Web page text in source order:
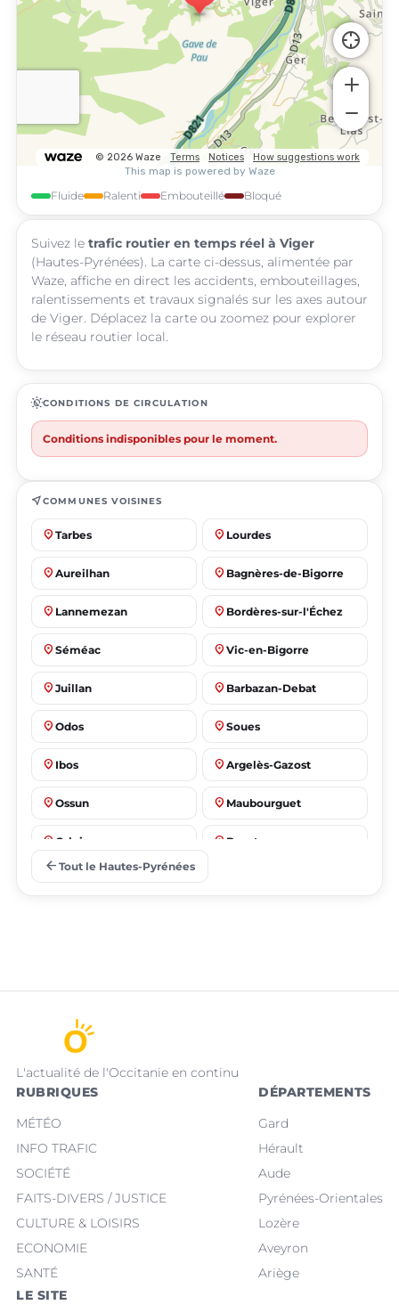
Fluide Ralenti Embouteillé Bloqué
Suivez le trafic routier en temps réel à Viger
(Hautes-Pyrénées). La carte ci-dessus, alimentée par
Waze, affiche en direct les accidents, embouteillages,
ralentissements et travaux signalés sur les axes autour
de Viger. Déplacez la carte ou zoomez pour explorer
le réseau routier local.
routineCONDITIONS DE CIRCULATION
Conditions indisponibles pour le moment.
near_meCOMMUNES VOISINES
place Tarbes place Lourdes
place Aureilhan place Bagnères-de-Bigorre
place Lannemezan place Bordères-sur-l'Échez
place Séméac place Vic-en-Bigorre
place Juillan place Barbazan-Debat
place Odos place Soues
place Ibos place Argelès-Gazost
place Ossun place Maubourguet
place Orleix place Bazet
arrow_back Tout le Hautes-Pyrénées
L'actualité de l'Occitanie en continu
RUBRIQUES
MÉTÉO
INFO TRAFIC
SOCIÉTÉ
FAITS-DIVERS / JUSTICE
CULTURE & LOISIRS
ECONOMIE
SANTÉ
DÉPARTEMENTS
Gard
Hérault
Aude
Pyrénées-Orientales
Lozère
Aveyron
Ariège
LE SITE